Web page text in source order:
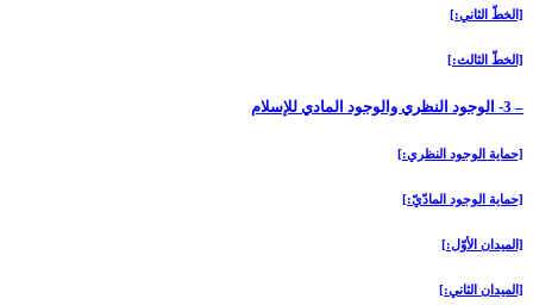
[الخطّ الثاني:]
[الخطّ الثالث:]
– 3- الوجود النظري والوجود المادي للإسلام‏
[حماية الوجود النظري:]
[حماية الوجود المادّيّ:]
[الميدان الأوّل:]
[الميدان الثاني:]